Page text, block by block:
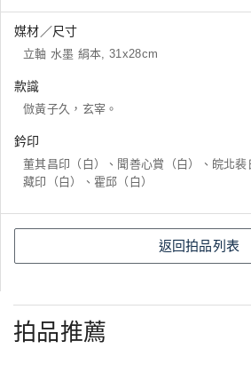
媒材／尺寸
立軸 水墨 絹本, 31x28cm
款識
倣黃子久，玄宰。
鈐印
董其昌印（白）、聞善心賞（白）、皖北
藏印（白）、霍邱（白）
返回拍品列表
拍品推薦